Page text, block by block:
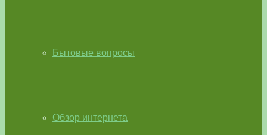
Бытовые вопросы
Обзор интернета